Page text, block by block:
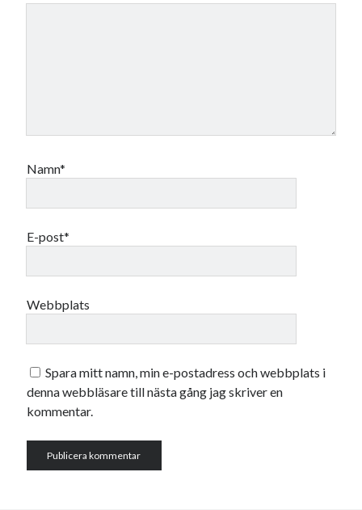
Namn*
E-post*
Webbplats
Spara mitt namn, min e-postadress och webbplats i
denna webbläsare till nästa gång jag skriver en
kommentar.